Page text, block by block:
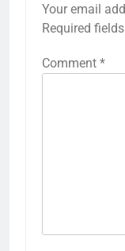
Your email
Required
Comment *